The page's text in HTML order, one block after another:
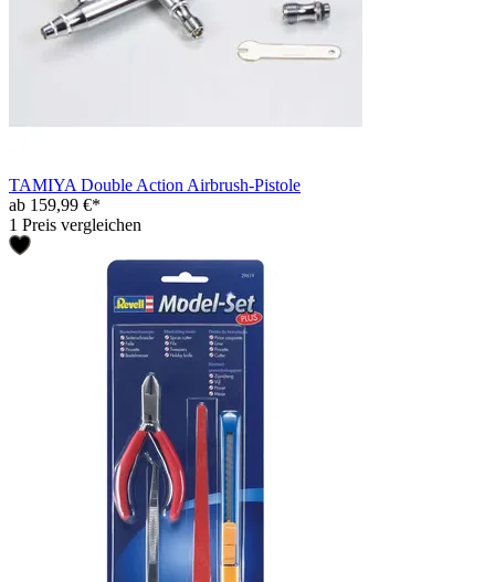
TAMIYA Double Action Airbrush-Pistole
ab 159,99 €*
1 Preis vergleichen